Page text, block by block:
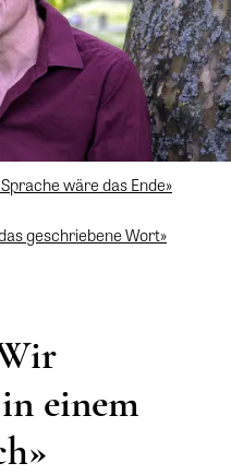
wäre das Ende»
geschriebene Wort»
einem